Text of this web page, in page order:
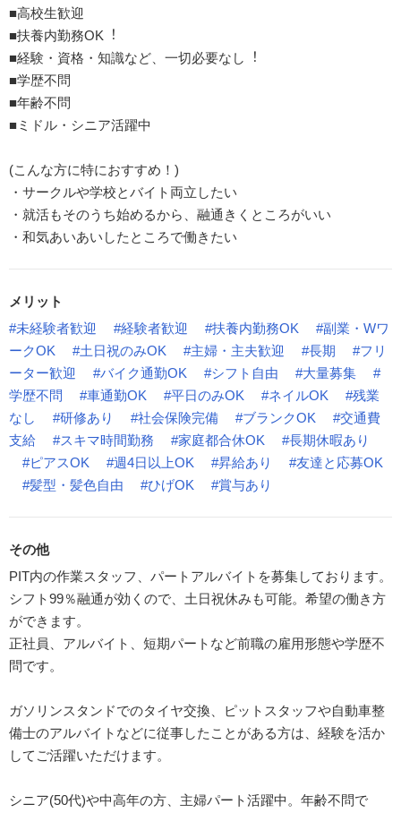
■高校生歓迎
■扶養内勤務OK︕
■経験・資格・知識など、⼀切必要なし︕
■学歴不問
■年齢不問
■ミドル・シニア活躍中
(こんな方に特におすすめ！)
・サークルや学校とバイト両立したい
・就活もそのうち始めるから、融通きくところがいい
・和気あいあいしたところで働きたい
メリット
#未経験者歓迎
#経験者歓迎 #扶養内勤務OK
#副業・Wワ
ークOK
#土日祝のみOK #主婦・主夫歓迎 #長期
#フリ
ーター歓迎
#バイク通勤OK #シフト自由 #大量募集
#
学歴不問
#車通勤OK #平日のみOK #ネイルOK
#残業
なし
#研修あり #社会保険完備 #ブランクOK
#交通費
支給
#スキマ時間勤務 #家庭都合休OK
#長期休暇あり
#ピアスOK
#週4日以上OK #昇給あり
#友達と応募OK
#髪型・髪色自由
#ひげOK #賞与あり
その他
PIT内の作業スタッフ、パートアルバイトを募集しております。
シフト99％融通が効くので、土日祝休みも可能。希望の働き方
ができます。
正社員、アルバイト、短期パートなど前職の雇用形態や学歴不
問です。
ガソリンスタンドでのタイヤ交換、ピットスタッフや自動車整
備士のアルバイトなどに従事したことがある方は、経験を活か
してご活躍いただけます。
シニア(50代)や中高年の方、主婦パート活躍中。年齢不問で